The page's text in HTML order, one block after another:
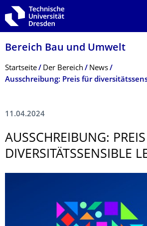
Zur Hauptnavigation springen
Zur Suche springen
Zum Inhalt springen
Bereich Bau und Umwelt
Breadcrumb-Menü
Startseite Der Bereich
News
Ausschreibung: Preis für
11.04.2024
AUSSCHREIBUNG:
DIVERSITÄTSSEN­SIBLE